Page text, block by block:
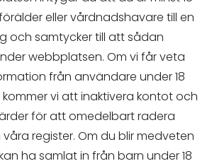
eller vårdnadshavare till en
och samtycker till att sådan
webbplatsen. Om vi får veta
från användare under 18
vi att inaktivera kontot och
för att omedelbart radera
register. Om du blir medveten
ha samlat in från barn under 18